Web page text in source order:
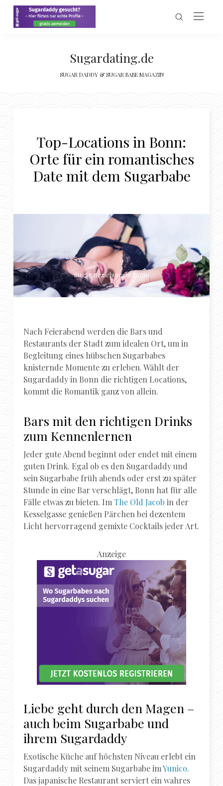
Sugardating.de
SUGAR DADDY & SUGAR BABE MAGAZIN
Top-Locations in Bonn:
Orte für ein romantisches
Date mit dem Sugarbabe
Sugar Beziehung in Bonn
Nach Feierabend werden die Bars und
Restaurants der Stadt zum idealen Ort, um in
Begleitung eines hübschen Sugarbabes
knisternde Momente zu erleben. Wählt der
Sugardaddy in Bonn die richtigen Locations,
kommt die Romantik ganz von allein.
Bars mit den richtigen Drinks
zum Kennenlernen
Jeder gute Abend beginnt oder endet mit einem
guten Drink. Egal ob es den Sugardaddy und
sein Sugarbabe früh abends oder erst zu später
Stunde in eine Bar verschlägt, Bonn hat für alle
Fälle etwas zu bieten. ImThe Old Jacob in der
Kesselgasse genießen Pärchen bei dezentem
Licht hervorragend gemixte Cocktails jeder Art.
Anzeige
Liebe geht durch den Magen –
auch beim Sugarbabe und
ihrem Sugardaddy
Exotische Küche auf höchsten Niveau erlebt ein
Sugardaddy mit seinem Sugarbabe imYunico.
Das japanische Restaurant serviert ein wahres